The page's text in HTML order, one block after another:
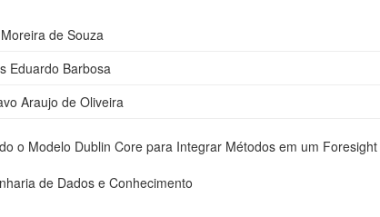
de Souza
Eduardo Barbosa
Araujo de Oliveira
o Modelo Dublin Core para Integrar Métodos em um
de Dados e Conhecimento